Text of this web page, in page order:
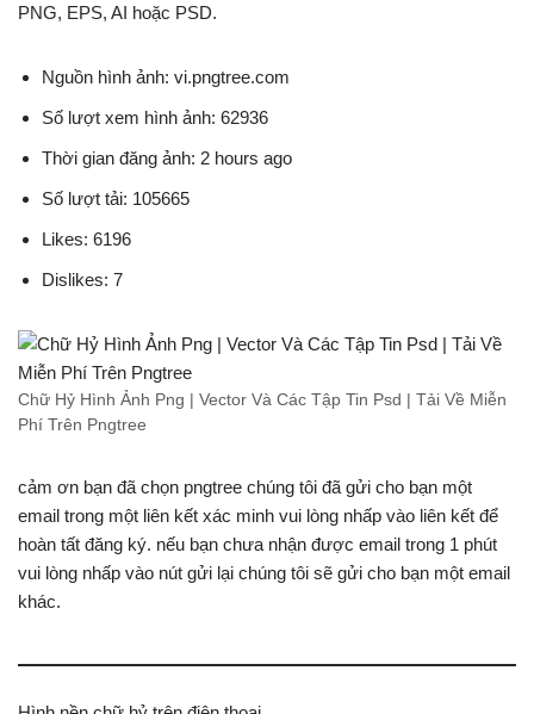
PNG, EPS, AI hoặc PSD.
Nguồn hình ảnh: vi.pngtree.com
Số lượt xem hình ảnh: 62936
Thời gian đăng ảnh: 2 hours ago
Số lượt tải: 105665
Likes: 6196
Dislikes: 7
Chữ Hỷ Hình Ảnh Png | Vector Và Các Tập Tin Psd | Tải Về Miễn
Phí Trên Pngtree
cảm ơn bạn đã chọn pngtree chúng tôi đã gửi cho bạn một
email trong một liên kết xác minh vui lòng nhấp vào liên kết để
hoàn tất đăng ký. nếu bạn chưa nhận được email trong 1 phút
vui lòng nhấp vào nút gửi lại chúng tôi sẽ gửi cho bạn một email
khác.